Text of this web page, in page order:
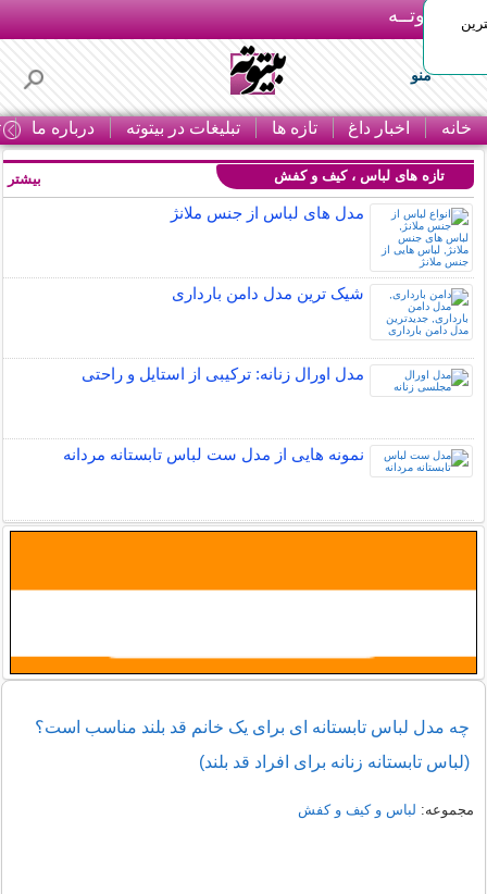
بـیتوتــه
منو
خانه اخبار داغ تازه ها تبلیغات در بیتوته درباره ما
تازه های لباس ، کیف و کفش
مدل های لباس از جنس ملانژ
شیک ترین مدل دامن بارداری
مدل اورال زنانه: ترکیبی از استایل و راحتی
نمونه هایی از مدل ست لباس تابستانه مردانه
راهنمای خرید شومیز مجلسی شیک زنانه 1405
بیشتر
چه مدل لباس تابستانه ای برای یک خانم قد بلند مناسب است؟
(لباس تابستانه زنانه برای افراد قد بلند)
مجموعه: لباس و کیف و کفش